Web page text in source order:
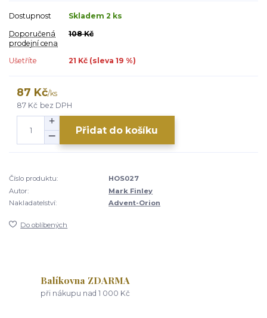
Dostupnost
Skladem 2 ks
Doporučená
prodejní cena
108 Kč
Ušetříte 21 Kč (sleva 19 %)
87 Kč/ks
87 Kč bez DPH
Přidat do košíku
Číslo produktu:
HOS027
Autor:
Mark Finley
Nakladatelství:
Advent-Orion
Do oblíbených
Balíkovna ZDARMA
při nákupu nad 1 000 Kč